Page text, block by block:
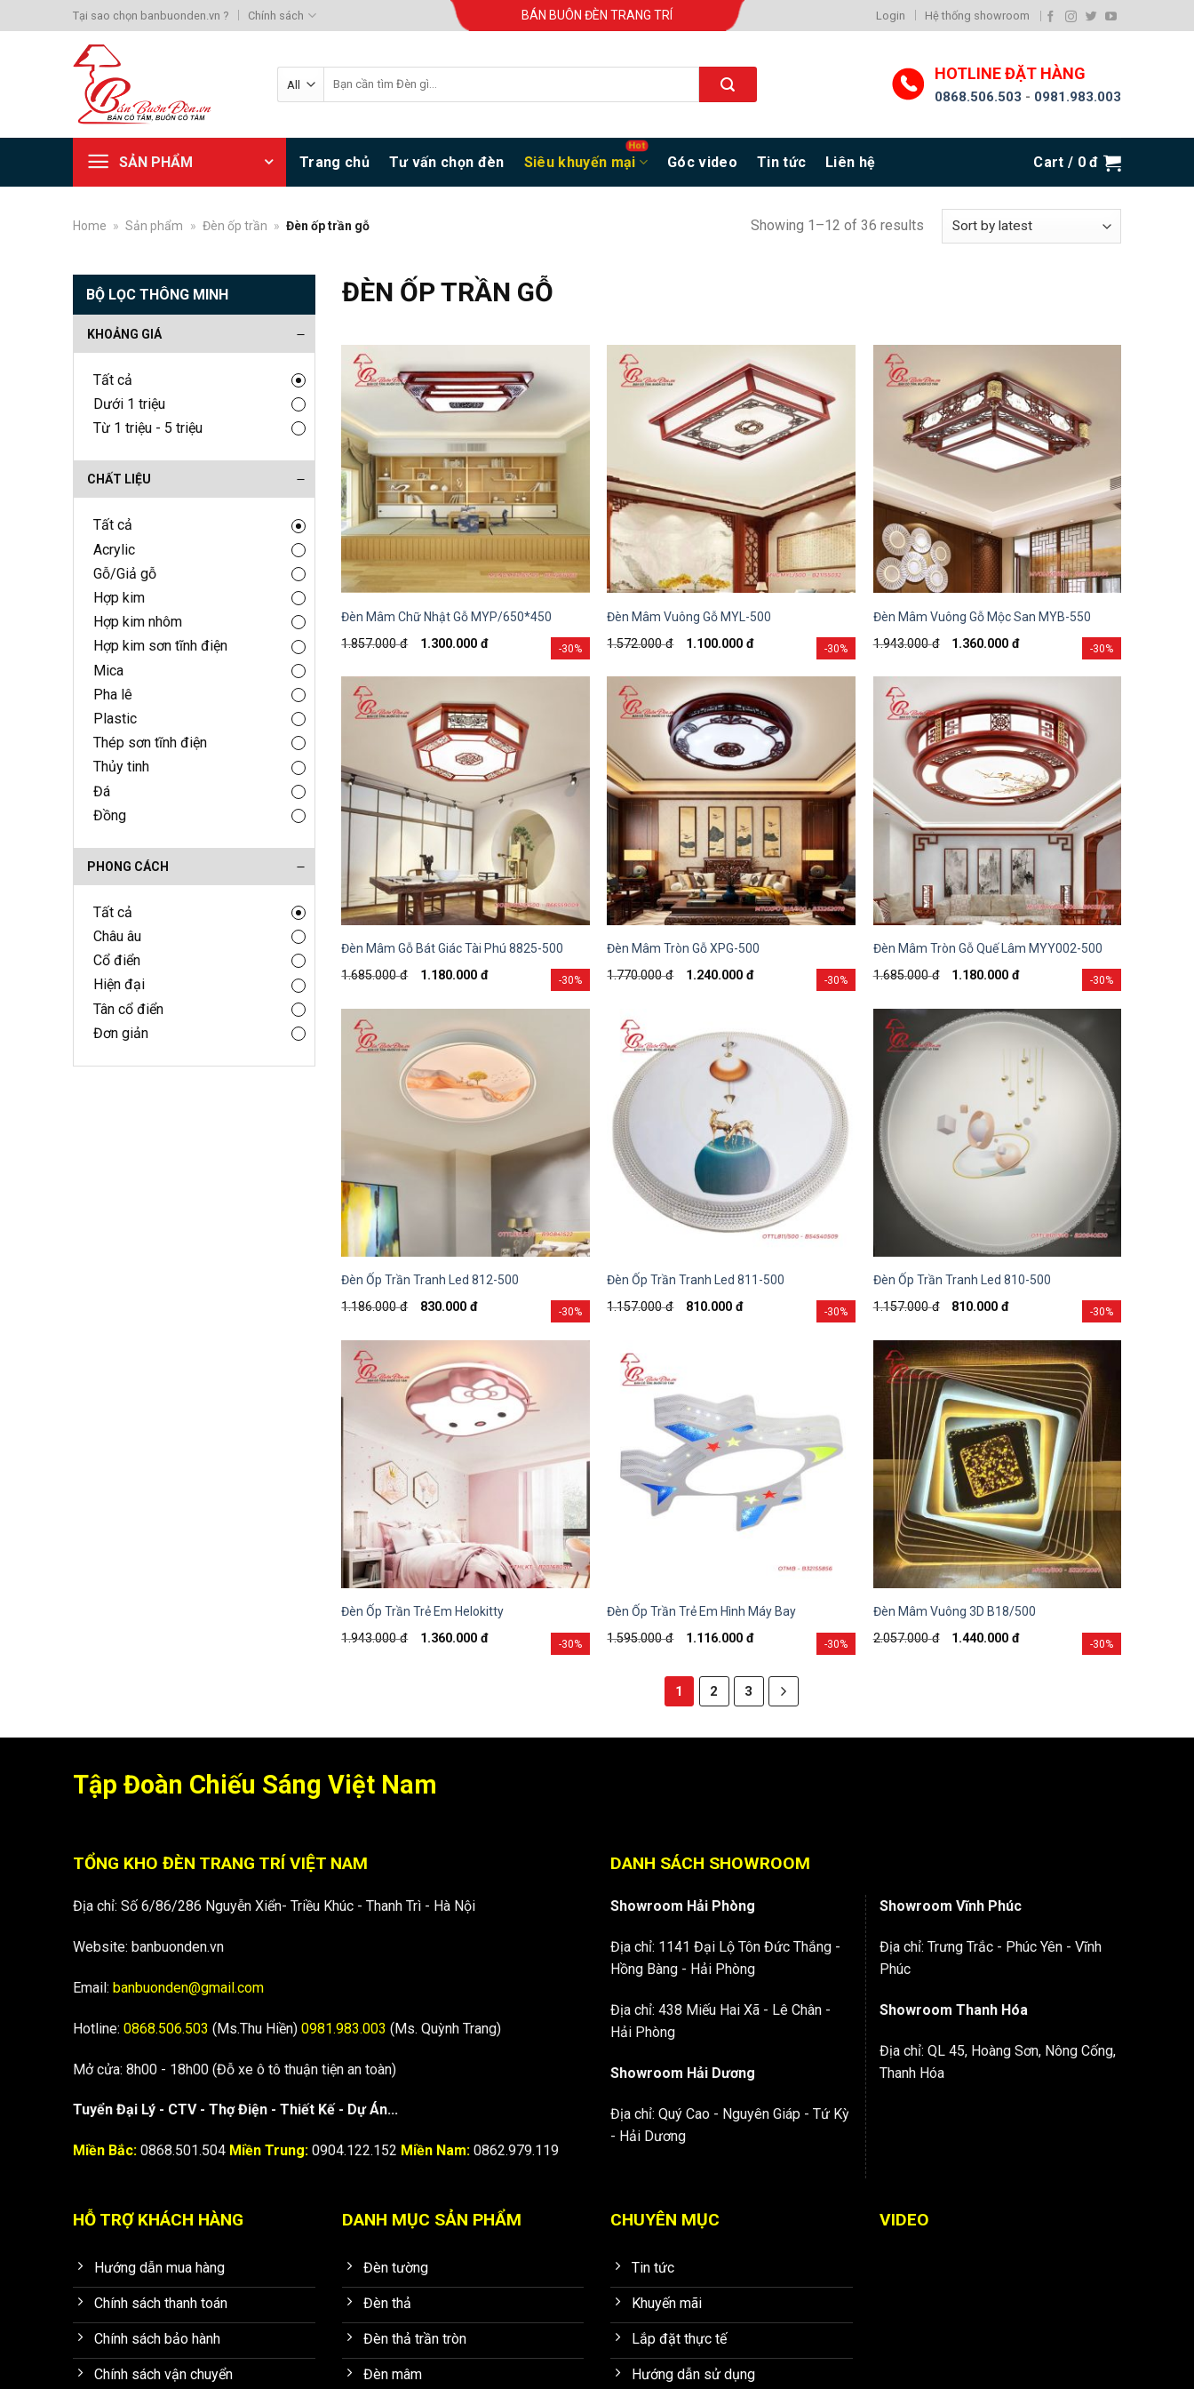
to
Tại sao chọn banbuonden.vn ? Chính sách BÁN BUÔN ĐÈN TRANG TRÍ Login Hệ thống showroom
for:
HOTLINE ĐẶT HÀNG
0868.506.503 - 0981.983.003
SẢN PHẨM Trang chủ Tư vấn chọn đèn Siêu khuyến mại Góc video Tin tức Liên hệ Cart / 0đ
Home » Sản phẩm » Đèn ốp trần » Đèn ốp trần gỗ Showing 1–12 of 36 results
BỘ LỌC THÔNG MINH
KHOẢNG GIÁ
Tất cả
Dưới 1 triệu
Từ 1 triệu - 5 triệu
CHẤT LIỆU
Tất cả
Acrylic
Gỗ/Giả gỗ
Hợp kim
Hợp kim nhôm
Hợp kim sơn tĩnh điện
Mica
Pha lê
Plastic
Thép sơn tĩnh điện
Thủy tinh
Đá
Đồng
PHONG CÁCH
Tất cả
Châu âu
Cổ điển
Hiện đại
Tân cổ điển
Đơn giản
ĐÈN ỐP TRẦN GỖ
-30%
Đèn Mâm Chữ Nhật Gỗ MYP/650*450
1.857.000đ 1.300.000 đ -30%
Đèn Mâm Vuông Gỗ MYL-500
1.572.000đ 1.100.000 đ -30%
Đèn Mâm Vuông Gỗ Mộc San MYB-550
1.943.000đ 1.360.000 đ
-30%
Đèn Mâm Gỗ Bát Giác Tài Phú 8825-500
1.685.000đ 1.180.000 đ -30%
Đèn Mâm Tròn Gỗ XPG-500
1.770.000đ 1.240.000 đ -30%
Đèn Mâm Tròn Gỗ Quế Lâm MYY002-500
1.685.000đ 1.180.000 đ
-30%
Đèn Ốp Trần Tranh Led 812-500
1.186.000đ 830.000 đ -30%
Đèn Ốp Trần Tranh Led 811-500
1.157.000đ 810.000 đ -30%
Đèn Ốp Trần Tranh Led 810-500
1.157.000đ 810.000 đ
-30%
Đèn Ốp Trần Trẻ Em Helokitty
1.943.000đ 1.360.000 đ -30%
Đèn Ốp Trần Trẻ Em Hình Máy Bay
1.595.000đ 1.116.000 đ -30%
Đèn Mâm Vuông 3D B18/500
2.057.000đ 1.440.000 đ
1 2 3
Tập Đoàn Chiếu Sáng Việt Nam
TỔNG KHO ĐÈN TRANG TRÍ VIỆT NAM
Địa chỉ: Số 6/86/286 Nguyễn Xiển- Triều Khúc - Thanh Trì - Hà Nội
Website: banbuonden.vn
Email: banbuonden@gmail.com
Hotline: 0868.506.503 (Ms.Thu Hiền) 0981.983.003 (Ms. Quỳnh Trang)
Mở cửa: 8h00 - 18h00 (Đỗ xe ô tô thuận tiện an toàn)
Tuyển Đại Lý - CTV - Thợ Điện - Thiết Kế - Dự Án...
Miền Bắc: 0868.501.504 Miền Trung: 0904.122.152 Miền Nam: 0862.979.119
DANH SÁCH SHOWROOM
Showroom Hải Phòng
Địa chỉ: 1141 Đại Lộ Tôn Đức Thắng -
Hồng Bàng - Hải Phòng
Địa chỉ: 438 Miếu Hai Xã - Lê Chân -
Hải Phòng
Showroom Hải Dương
Địa chỉ: Quý Cao - Nguyên Giáp - Tứ Kỳ
- Hải Dương
Showroom Vĩnh Phúc
Địa chỉ: Trưng Trắc - Phúc Yên - Vĩnh
Phúc
Showroom Thanh Hóa
Địa chỉ: QL 45, Hoàng Sơn, Nông Cống,
Thanh Hóa
HỖ TRỢ KHÁCH HÀNG
Hướng dẫn mua hàng
Chính sách thanh toán
Chính sách bảo hành
Chính sách vận chuyển
DANH MỤC SẢN PHẨM
Đèn tường
Đèn thả
Đèn thả trần tròn
Đèn mâm
CHUYÊN MỤC
Tin tức
Khuyến mãi
Lắp đặt thực tế
Hướng dẫn sử dụng
VIDEO